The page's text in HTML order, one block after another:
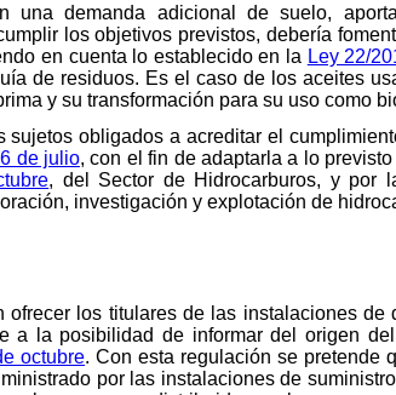
una demanda adicional de suelo,
los objetivos previstos, debería
en cuenta lo establecido en la Ley 22/
de residuos. Es el caso de los aceites
y su transformación para su uso como
obligados a acreditar el
de julio, con el fin de adaptarla a lo
, del Sector de Hidrocarburos, y por
investigación y explotación de
los titulares de las instalaciones de
a la posibilidad de informar del origen
octubre. Con esta regulación se pretende
por las instalaciones de